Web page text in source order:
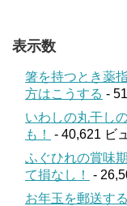
表示数
箸を持つとき薬
方はこうする -
いわしの丸干し
も！
- 40,621 ビ
ふぐひれの賞味
て損なし！
-
お年玉を郵送す